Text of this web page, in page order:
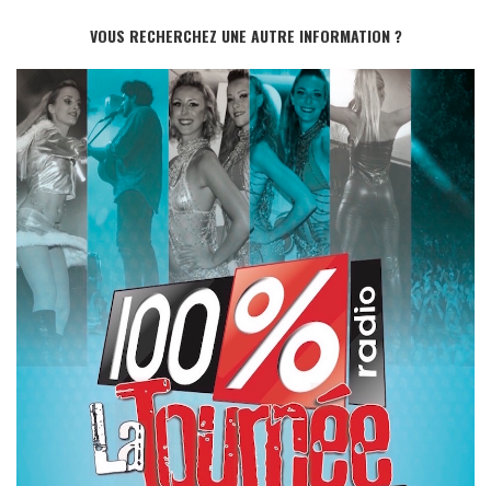
VOUS RECHERCHEZ UNE AUTRE INFORMATION ?